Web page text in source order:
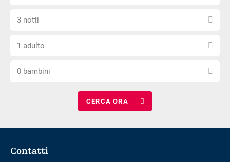
data
arrivo
Seleziona
numero
notti
3 notti
Scegli
numero
1 adulto
Scegli
0 bambini
Footer
Contatti